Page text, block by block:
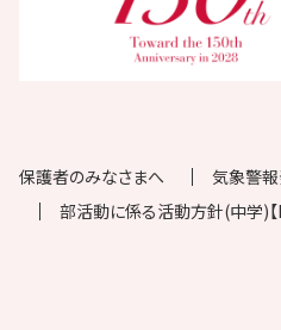
保護者のみなさまへ 気象警
部活動に係る活動方針(中学)【